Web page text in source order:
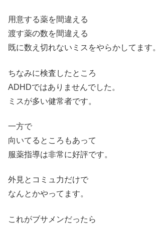
用意する薬を間違える
渡す薬の数を間違える
既に数え切れないミスをやらかしてます。
ちなみに検査したところ
ADHDではありませんでした。
ミスが多い健常者です。
一方で
向いてるところもあって
服薬指導は非常に好評です。
外見とコミュ力だけで
なんとかやってます。
これがブサメンだったら